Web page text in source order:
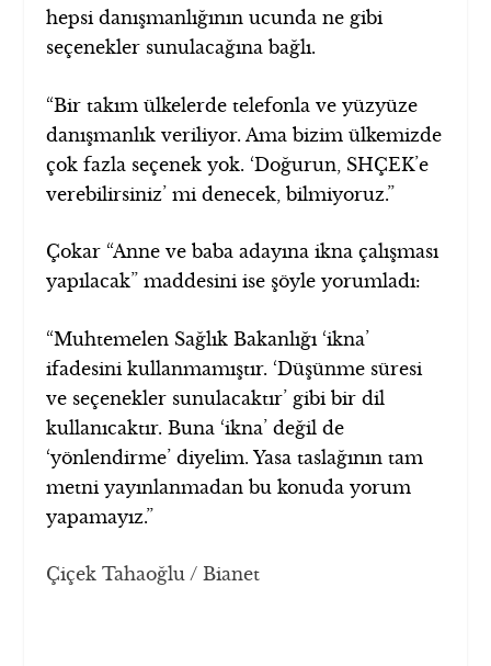
hepsi danışmanlığının ucunda ne gibi
seçenekler sunulacağına bağlı.
“Bir takım ülkelerde telefonla ve yüzyüze
danışmanlık veriliyor. Ama bizim ülkemizde
çok fazla seçenek yok. ‘Doğurun, SHÇEK’e
verebilirsiniz’ mi denecek, bilmiyoruz.”
Çokar “Anne ve baba adayına ikna çalışması
yapılacak” maddesini ise şöyle yorumladı:
“Muhtemelen Sağlık Bakanlığı ‘ikna’
ifadesini kullanmamıştır. ‘Düşünme süresi
ve seçenekler sunulacaktır’ gibi bir dil
kullanıcaktır. Buna ‘ikna’ değil de
‘yönlendirme’ diyelim. Yasa taslağının tam
metni yayınlanmadan bu konuda yorum
yapamayız.”
Çiçek Tahaoğlu / Bianet